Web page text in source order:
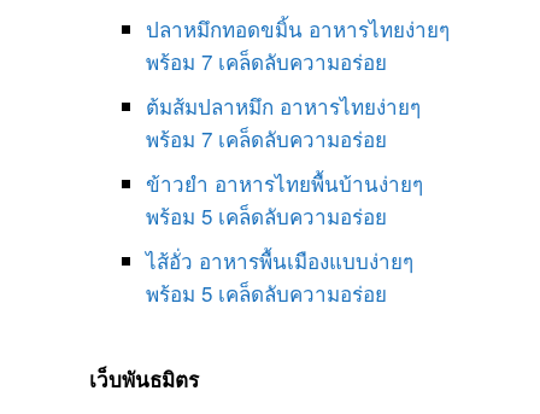
ปลาหมึกทอดขมิ้น อาหารไทยง่ายๆ
พร้อม 7 เคล็ดลับความอร่อย
ต้มส้มปลาหมึก อาหารไทยง่ายๆ
พร้อม 7 เคล็ดลับความอร่อย
ข้าวยำ อาหารไทยพื้นบ้านง่ายๆ
พร้อม 5 เคล็ดลับความอร่อย
ไส้อั่ว อาหารพื้นเมืองแบบง่ายๆ
พร้อม 5 เคล็ดลับความอร่อย
เว็บพันธมิตร